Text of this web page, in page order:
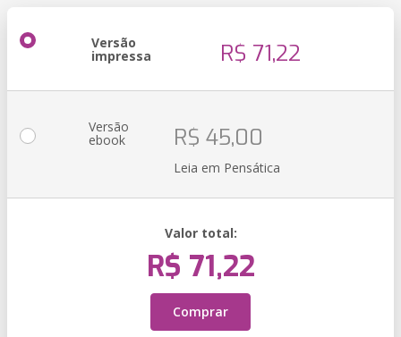
Versão
impressa R$ 71,22
Versão
ebook R$ 45,00
Leia em Pensática
Valor total:
R$ 71,22
Comprar